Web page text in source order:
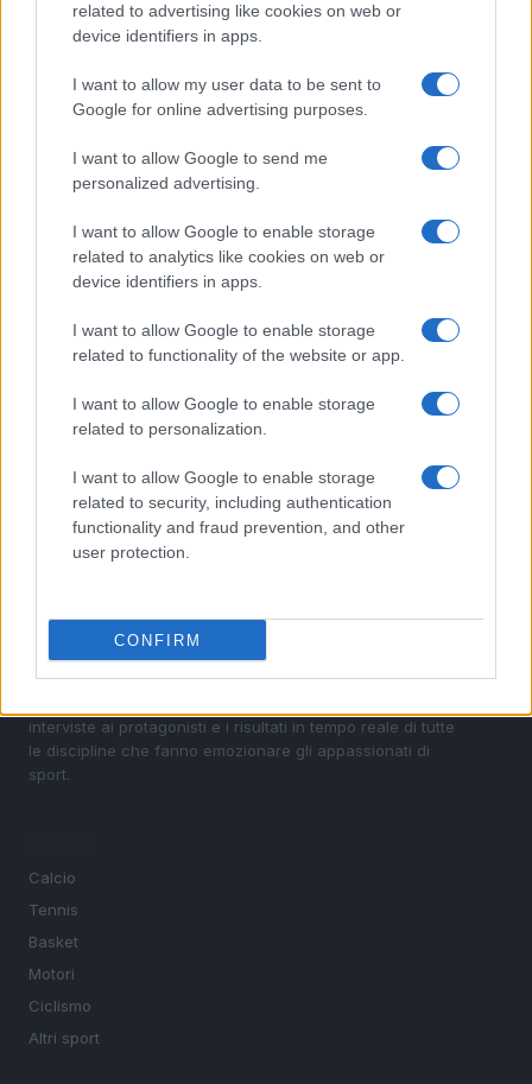
related to advertising like cookies on web or
device identifiers in apps.
I want to allow my user data to be sent to
Google for online advertising purposes.
I want to allow Google to send me
personalized advertising.
I want to allow Google to enable storage
related to analytics like cookies on web or
device identifiers in apps.
I want to allow Google to enable storage
related to functionality of the website or app.
I want to allow Google to enable storage
related to personalization.
I want to allow Google to enable storage
related to security, including authentication
functionality and fraud prevention, and other
user protection.
CONFIRM
XPENG Partner del Teatro del Silenzio 2026: Veicoli
Rilancio degli impianti sciistici in Val Vigezzo, Val
Scoperte carcasse di moto e motori in container
destinati al Senegal
Il Córdoba ha ottenuto il II Trofeo Puertas dopo aver
sconfitto il Rayo ai rigori.
neve a bassa quota
Sportmagazine: notizie, approfondimenti e classifiche su
calcio, basket, tennis, ciclismo, motori, Formula 1,
MotoGP e Olimpiadi. Le ultime news dalle competizioni
interviste ai protagonisti e i risultati in tempo reale di tutte
le discipline che fanno emozionare gli appassionati di
sport.
Calcio
Tennis
Basket
Motori
Ciclismo
Altri sport